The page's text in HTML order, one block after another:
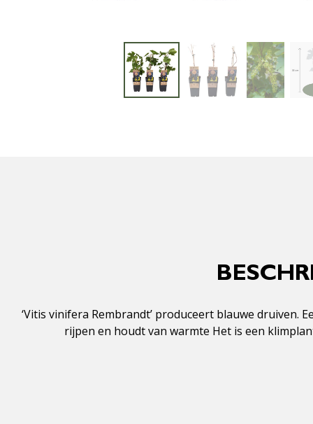
‘Vitis vinifera Rembrandt’ produceert blauwe
rijpen en houdt van warmte Het is een